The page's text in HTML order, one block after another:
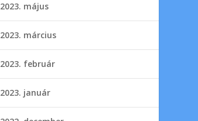
2023. május
2023. március
2023. február
2023. január